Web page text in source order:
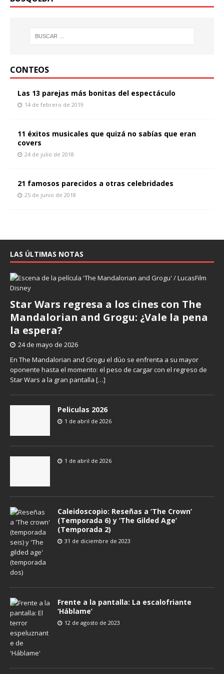
CONTEOS
Las 13 parejas más bonitas del espectáculo
14 de febrero de 2019
11 éxitos musicales que quizá no sabías que eran
covers
24 de julio de 2018
21 famosos parecidos a otras celebridades
25 de junio de 2018
LAS ÚLTIMAS NOTAS
Star Wars regresa a los cines con The
Mandalorian and Grogu: ¿Vale la pena
la espera?
24 de mayo de 2026
En The Mandalorian and Grogu el dúo se enfrenta a su mayor
oponente hasta el momento: el peso de cargar con el regreso de
Star Wars a la gran pantalla […]
Peliculas 2026
1 de abril de 2026
1 de abril de 2026
Caleidoscopio: Reseñas a ‘The Crown’
(Temporada 6) y ‘The Gilded Age’
(Temporada 2)
31 de diciembre de 2023
Frente a la pantalla: La escalofriante
‘Háblame’
12 de agosto de 2023